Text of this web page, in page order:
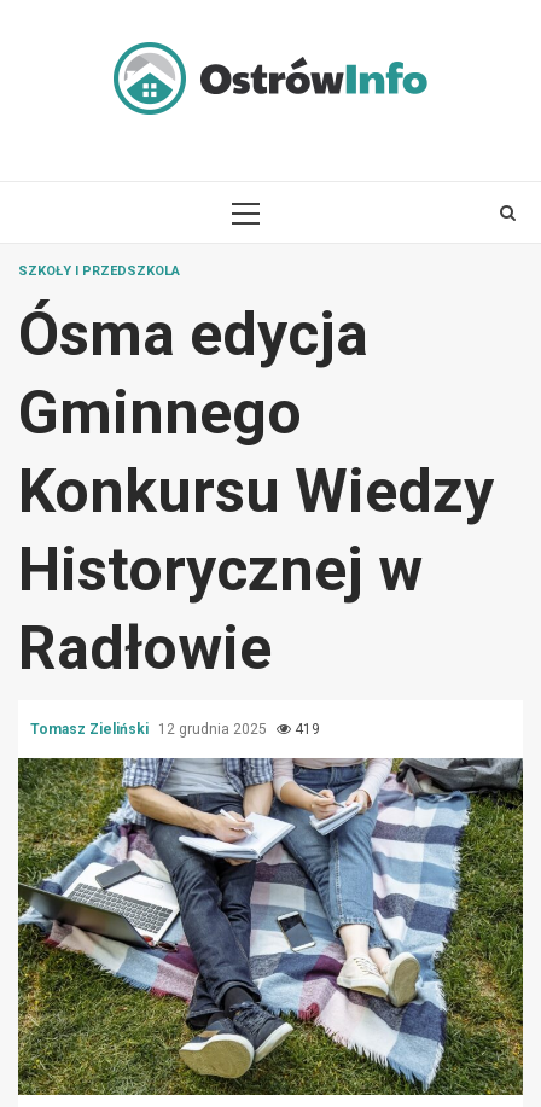
PRIMARY
SZKOŁY I PRZEDSZKOLA
Ósma edycja
Gminnego
Konkursu Wiedzy
Historycznej w
Radłowie
Tomasz Zieliński 12 grudnia 2025 419